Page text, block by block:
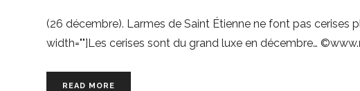
(26 décembre). Larmes de Saint Étienne ne font pas cerises
width=""]Les cerises sont du grand luxe en décembre…
READ MORE